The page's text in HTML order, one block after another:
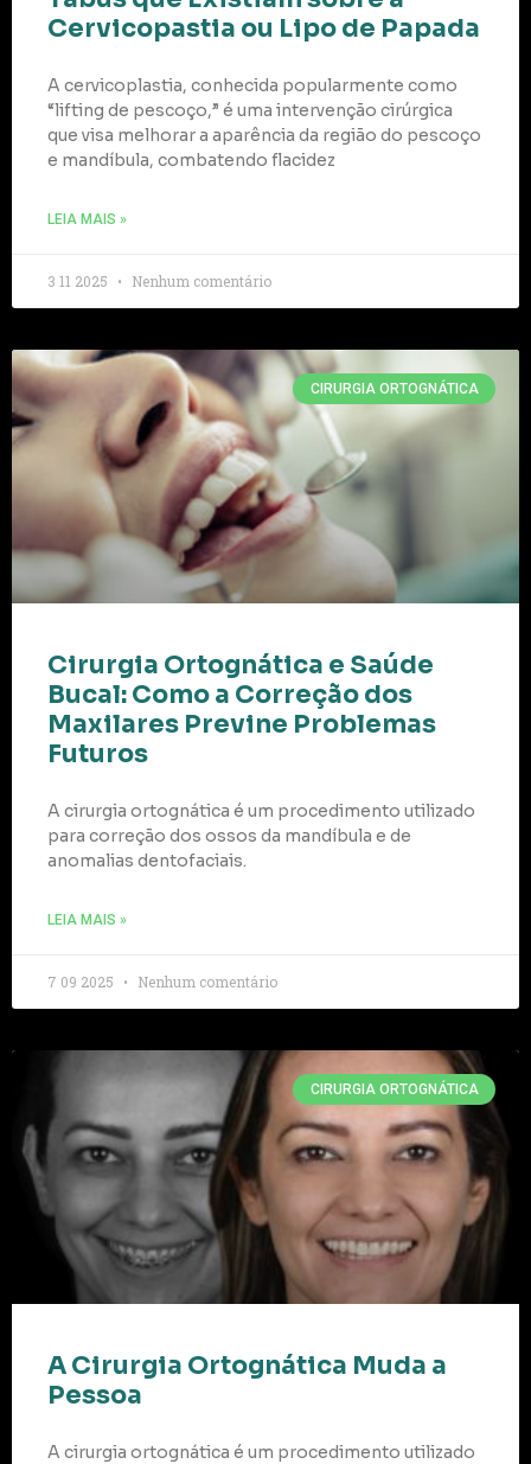
Cervicopastia ou Lipo de Papada
A cervicoplastia, conhecida popularmente como
“lifting de pescoço,” é uma intervenção cirúrgica
que visa melhorar a aparência da região do pescoço
e mandíbula, combatendo flacidez
LEIA MAIS »
3 11 2025 Nenhum comentário
CIRURGIA ORTOGNÁTICA
Cirurgia Ortognática e Saúde
Bucal: Como a Correção dos
Maxilares Previne Problemas
Futuros
A cirurgia ortognática é um procedimento utilizado
para correção dos ossos da mandíbula e de
anomalias dentofaciais.
LEIA MAIS »
7 09 2025 Nenhum comentário
CIRURGIA ORTOGNÁTICA
A Cirurgia Ortognática Muda a
Pessoa
A cirurgia ortognática é um procedimento utilizado